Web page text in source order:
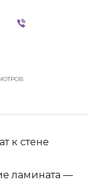
к стене
ламината —